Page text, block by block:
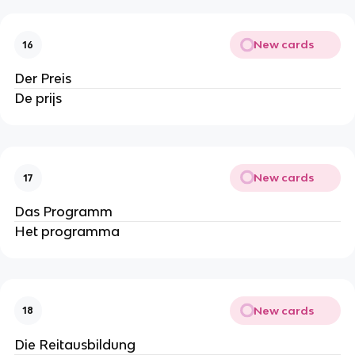
16 New cards
Der Preis
De prijs
17 New cards
Das Programm
Het programma
18 New cards
Die Reitausbildung